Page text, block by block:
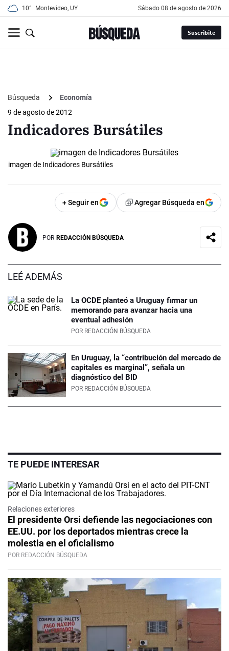
10° Montevideo, UY sábado 08 de agosto de 2026
Suscribite
Búsqueda
Economía
9 de agosto de 2012
Indicadores Bursátiles
imagen de Indicadores Bursátiles
+ Seguir en Agregar Búsqueda en
POR REDACCIÓN BÚSQUEDA
LEÉ ADEMÁS
La OCDE planteó a Uruguay firmar un
memorando para avanzar hacia una
eventual adhesión
POR REDACCIÓN BÚSQUEDA
En Uruguay, la “contribución del mercado de
capitales es marginal”, señala un
diagnóstico del BID
POR REDACCIÓN BÚSQUEDA
TE PUEDE INTERESAR
Relaciones exteriores
El presidente Orsi defiende las negociaciones con
EE.UU. por los deportados mientras crece la
molestia en el oficialismo
POR REDACCIÓN BÚSQUEDA